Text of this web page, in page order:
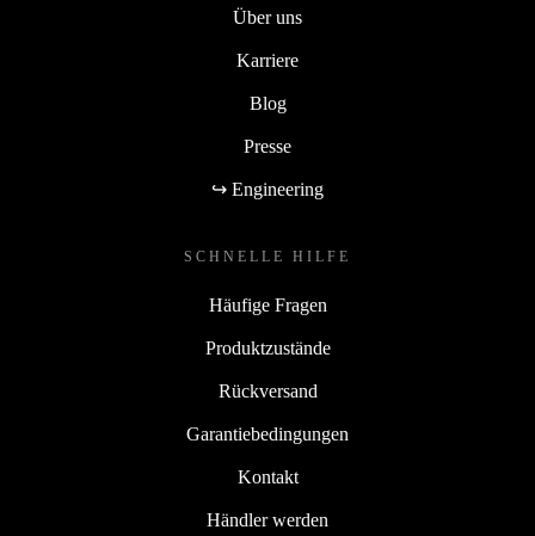
Über uns
Karriere
Blog
Presse
↪ Engineering
SCHNELLE HILFE
Häufige Fragen
Produktzustände
Rückversand
Garantiebedingungen
Kontakt
Händler werden